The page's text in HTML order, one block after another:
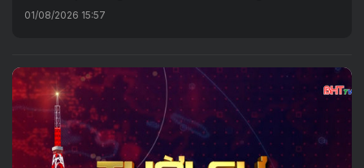
01/08/2026 15:57